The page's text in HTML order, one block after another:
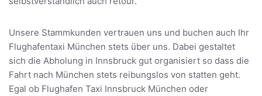
Unsere Stammkunden vertrauen uns und buchen auch Ihr
Flughafentaxi München stets über uns. Dabei gestaltet
sich die Abholung in Innsbruck gut organisiert so dass die
Fahrt nach München stets reibungslos von statten geht.
Egal ob Flughafen Taxi Innsbruck München oder